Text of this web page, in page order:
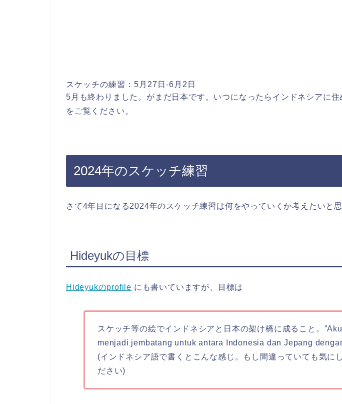
スケッチの練習：5月27日-6月2日
5月も終わりました。がまだ日本です。いつになったらインドネシアに
をご覧ください。
2024年のスケッチ練習
さて4年目になる2024年のスケッチ練習は何をやっていくか考えたいと思
Hideyukの目標
Hideyukのprofile にも書いていますが、目標は
スケッチ等の絵でインドネシアと日本の架け橋に成ること。
menjadi jembatang untuk antara Indonesia dan Jepang
(インドネシア語で書くとこんな感じ。もし間違っていても気に
ださい)